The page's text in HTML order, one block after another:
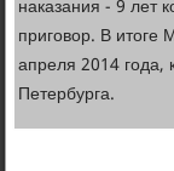
наказания - 9 лет
приговор. В
апреля 2014 года,
Петербурга.